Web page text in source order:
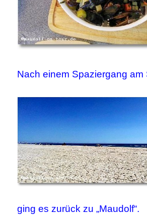
Nach einem Spaziergang am
ging es zurück zu „Maudolf“.